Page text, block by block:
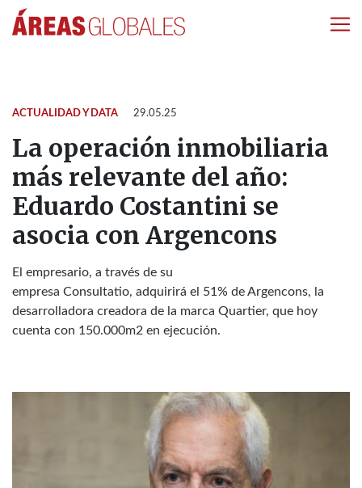
ACTUALIDAD Y DATA 29.05.25
La operación inmobiliaria
más relevante del año:
Eduardo Costantini se
asocia con Argencons
El empresario, a través de su
empresa Consultatio, adquirirá el 51% de Argencons, la
desarrolladora creadora de la marca Quartier, que hoy
cuenta con 150.000m2 en ejecución.